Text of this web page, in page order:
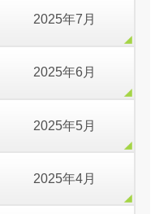
2025年7月
2025年6月
2025年5月
2025年4月